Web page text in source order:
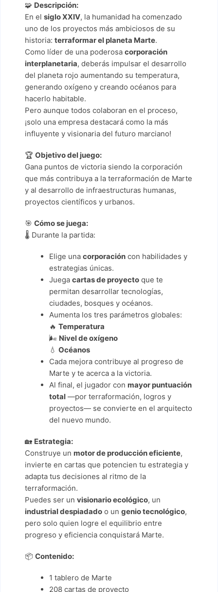
🧩 Descripción:
En el siglo XXIV, la humanidad ha comenzado
uno de los proyectos más ambiciosos de su
historia: terraformar el planeta Marte.
Como líder de una poderosa corporación
interplanetaria, deberás impulsar el desarrollo
del planeta rojo aumentando su temperatura,
generando oxígeno y creando océanos para
hacerlo habitable.
Pero aunque todos colaboran en el proceso,
¡solo una empresa destacará como la más
influyente y visionaria del futuro marciano!
🏆 Objetivo del juego:
Gana puntos de victoria siendo la corporación
que más contribuya a la terraformación de Marte
y al desarrollo de infraestructuras humanas,
proyectos científicos y urbanos.
🎯 Cómo se juega:
🌡️ Durante la partida:
Elige una corporación con habilidades y
estrategias únicas.
Juega cartas de proyecto que te
permitan desarrollar tecnologías,
ciudades, bosques y océanos.
Aumenta los tres parámetros globales:
🔥 Temperatura
🌬️ Nivel de oxígeno
💧 Océanos
Cada mejora contribuye al progreso de
Marte y te acerca a la victoria.
Al final, el jugador con mayor puntuación
total —por terraformación, logros y
proyectos— se convierte en el arquitecto
del nuevo mundo.
🏡 Estrategia:
Construye un motor de producción eficiente,
invierte en cartas que potencien tu estrategia y
adapta tus decisiones al ritmo de la
terraformación.
Puedes ser un visionario ecológico, un
industrial despiadado o un genio tecnológico,
pero solo quien logre el equilibrio entre
progreso y eficiencia conquistará Marte.
📦 Contenido:
1 tablero de Marte
208 cartas de proyecto